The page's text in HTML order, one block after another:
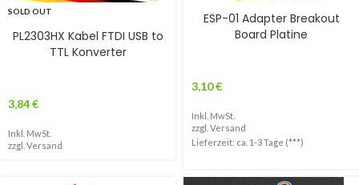
SOLD OUT
PL2303HX Kabel FTDI USB to
TTL Konverter
3,84€
Inkl. MwSt.
zzgl. Versand
ESP-01 Adapter Breakout
Board Platine
3,10€
Inkl. MwSt.
zzgl. Versand
Lieferzeit: ca. 1-3 Tage (***)